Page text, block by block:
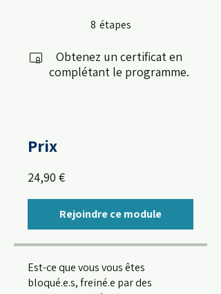
8 étapes
Obtenez un certificat en
complétant le programme.
Prix
24,90 €
Rejoindre ce module
Est-ce que vous vous êtes
bloqué.e.s, freiné.e par des